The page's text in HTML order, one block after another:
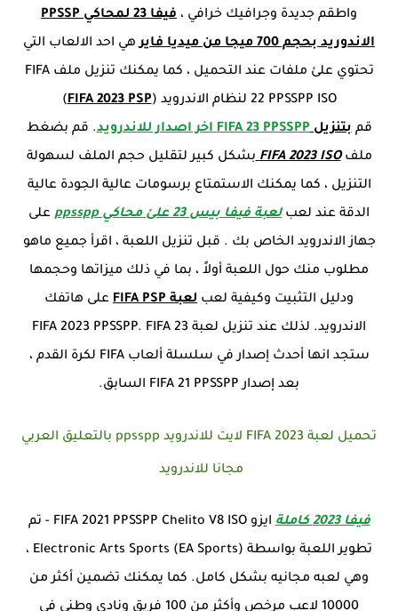
واطقم جديدة وجرافيك خرافي ،
فيفا 23 لمحاكي PPSSP
الاندوريد بحجم 700 ميجا من ميديا فاير
هي احد الالعاب التي
تحتوي علئ ملفات عند التحميل ، كما يمكنك تنزيل ملف FIFA
22 PPSSPP ISO لنظام الاندرويد (
FIFA 2023 PSP
)
قمبتنزيلFIFA 23 PPSSPP اخر اصدار للاندرويد
. قم بضغط
ملفFIFA 2023 ISO بشكل كبير لتقليل حجم الملف لسهولة
التنزيل ، كما يمكنك الاستمتاع برسومات عالية الجودة عالية
الدقة عند لعبلعبة فيفا بيس 23 علئ محاكي ppsspp
على
جهاز الاندرويد الخاص بك . قبل تنزيل اللعبة ، اقرأ جميع ماهو
مطلوب منك حول اللعبة أولاً ، بما في ذلك ميزاتها وحجمها
ودليل التثبيت وكيفية لعب لعبة FIFA PSP
على هاتفك
الاندرويد. لذلك عند تنزيل لعبة FIFA 2023 PPSSPP. FIFA 23
ستجد انها أحدث إصدار في سلسلة ألعاب FIFA لكرة القدم ،
بعد إصدار FIFA 21 PPSSPP السابق.
تحميل لعبة FIFA 2023 لايت للاندرويد ppsspp بالتعليق العربي
مجانا للاندرويد
فيفا 2023 كاملة
ايزو FIFA 2021 PPSSPP Chelito V8 ISO - تم
تطوير اللعبة بواسطة Electronic Arts Sports (EA Sports) ،
وهي لعبه مجانيه بشكل كامل. كما يمكنك تضمين أكثر من
10000 لاعب مرخص وأكثر من 100 فريق ونادي وطني في